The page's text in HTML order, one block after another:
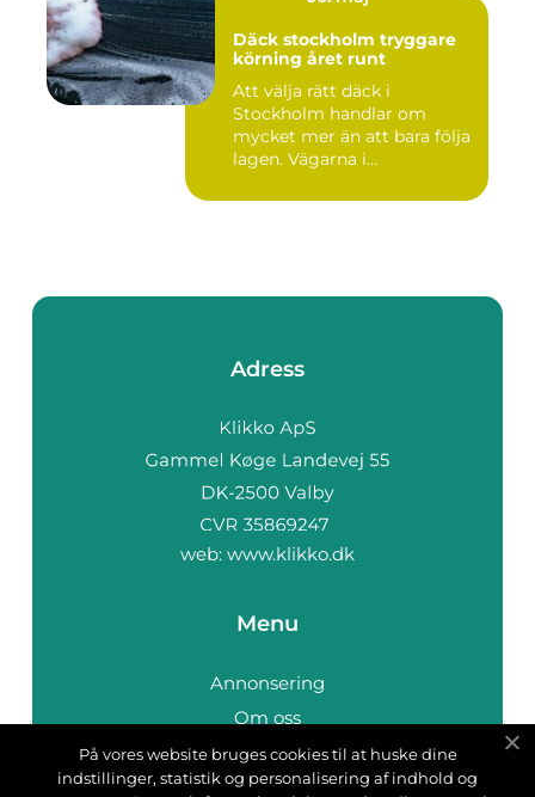
Däck stockholm tryggare
körning året runt
Att välja rätt däck i
Stockholm handlar om
mycket mer än att bara följa
lagen. Vägarna i
Adress
web: www.klikko.dk
Menu
Annonsering
Om oss
Cookies
Kontakta oss
På vores website bruges cookies til at huske dine
indstillinger, statistik og personalisering af indhold og